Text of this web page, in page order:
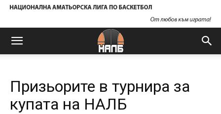
Призьорите в турнира за
купата на НАЛБ